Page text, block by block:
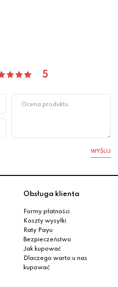
5
WYŚLIJ
Obsługa klienta
Formy płatności
Koszty wysyłki
Raty Payu
Bezpieczeństwo
Jak kupować
Dlaczego warto u nas
kupować